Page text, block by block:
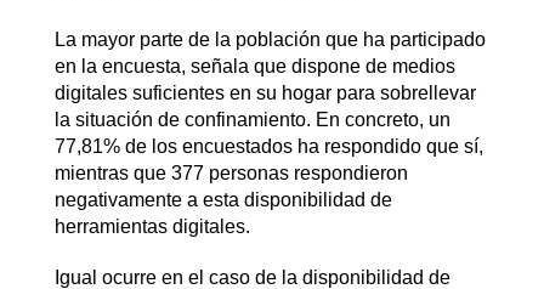
La mayor parte de la población que ha participado
en la encuesta, señala que dispone de medios
digitales suficientes en su hogar para sobrellevar
la situación de confinamiento. En concreto, un
77,81% de los encuestados ha respondido que sí,
mientras que 377 personas respondieron
negativamente a esta disponibilidad de
herramientas digitales.
Igual ocurre en el caso de la disponibilidad de